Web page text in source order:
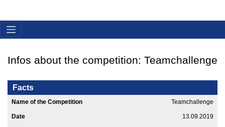
Infos about the competition: Teamchallenge
Facts
Name of the Competition Teamchallenge
Date 13.09.2019